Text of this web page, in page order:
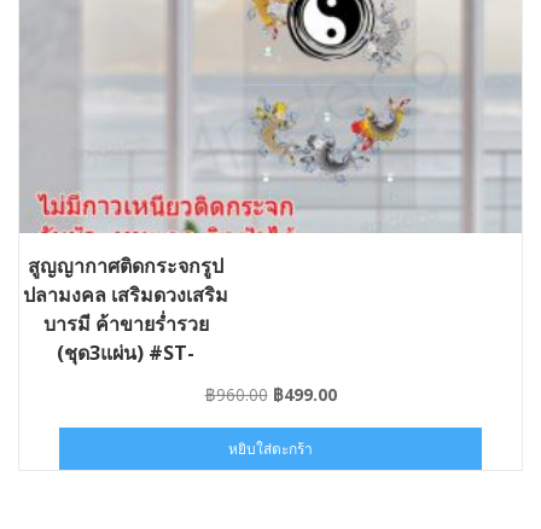
สูญญากาศติดกระจกรูป
ปลามงคล เสริมดวงเสริม
บารมี ค้าขายร่ำรวย
(ชุด3แผ่น) #ST-
VACPA028-030042×3฿960.00 Original
was:
฿960.00.
฿499.00Current
฿499.00.
หยิบใส่ตะกร้า